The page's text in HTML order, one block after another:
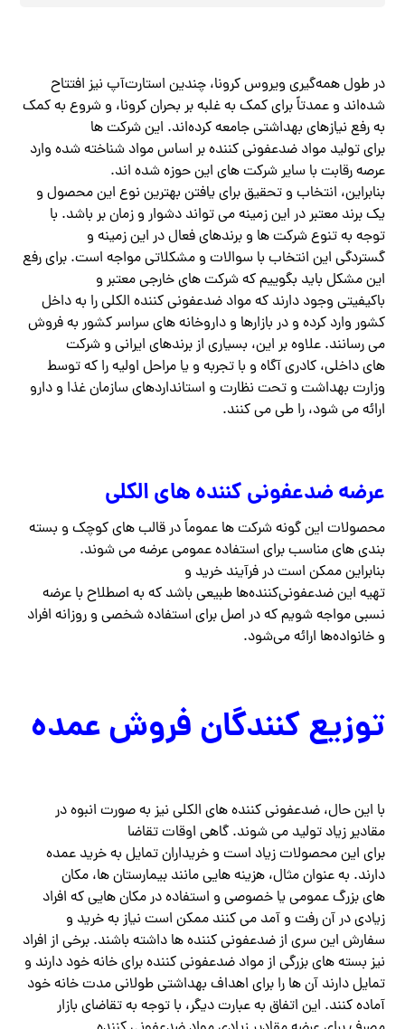
در طول همه‌گیری ویروس کرونا، چندین استارت‌آپ نیز افتتاح
شده‌اند و عمدتاً برای کمک به غلبه بر بحران کرونا، و شروع به کمک
به رفع نیازهای بهداشتی جامعه کرده‌اند. این شرکت ها
برای تولید مواد ضدعفونی کننده بر اساس مواد شناخته شده وارد
عرصه رقابت با سایر شرکت های این حوزه شده اند.
بنابراین، انتخاب و تحقیق برای یافتن بهترین نوع این محصول و
یک برند معتبر در این زمینه می تواند دشوار و زمان بر باشد. با
توجه به تنوع شرکت ها و برندهای فعال در این زمینه و
گستردگی این انتخاب با سوالات و مشکلاتی مواجه است. برای رفع
این مشکل باید بگوییم که شرکت های خارجی معتبر و
باکیفیتی وجود دارند که مواد ضدعفونی کننده الکلی را به داخل
کشور وارد کرده و در بازارها و داروخانه های سراسر کشور به فروش
می رسانند. علاوه بر این، بسیاری از برندهای ایرانی و شرکت
های داخلی، کادری آگاه و با تجربه و یا مراحل اولیه را که توسط
وزارت بهداشت و تحت نظارت و استانداردهای سازمان غذا و دارو
ارائه می شود، را طی می کنند.
عرضه ضدعفونی کننده های الکلی
محصولات این گونه شرکت ها عموماً در قالب های کوچک و بسته
بندی های مناسب برای استفاده عمومی عرضه می شوند.
بنابراین ممکن است در فرآیند خرید و
تهیه این ضدعفونی‌کننده‌ها طبیعی باشد که به اصطلاح با عرضه
نسبی مواجه شویم که در اصل برای استفاده شخصی و روزانه افراد
و خانواده‌ها ارائه می‌شود.
توزیع کنندگان فروش عمده
با این حال، ضدعفونی کننده های الکلی نیز به صورت انبوه در
مقادیر زیاد تولید می شوند. گاهی اوقات تقاضا
برای این محصولات زیاد است و خریداران تمایل به خرید عمده
دارند. به عنوان مثال، هزینه هایی مانند بیمارستان ها، مکان
های بزرگ عمومی یا خصوصی و استفاده در مکان هایی که افراد
زیادی در آن رفت و آمد می کنند ممکن است نیاز به خرید و
سفارش این سری از ضدعفونی کننده ها داشته باشند. برخی از افراد
نیز بسته های بزرگی از مواد ضدعفونی کننده برای خانه خود دارند و
تمایل دارند آن ها را برای اهداف بهداشتی طولانی مدت خانه خود
آماده کنند. این اتفاق به عبارت دیگر، با توجه به تقاضای بازار